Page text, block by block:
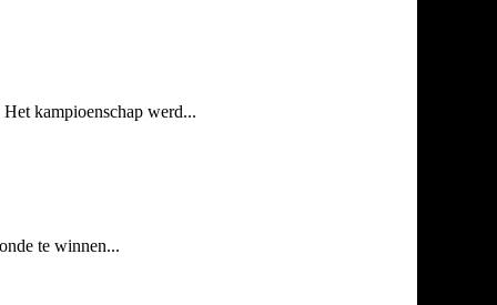
kampioenschap werd...
te winnen...